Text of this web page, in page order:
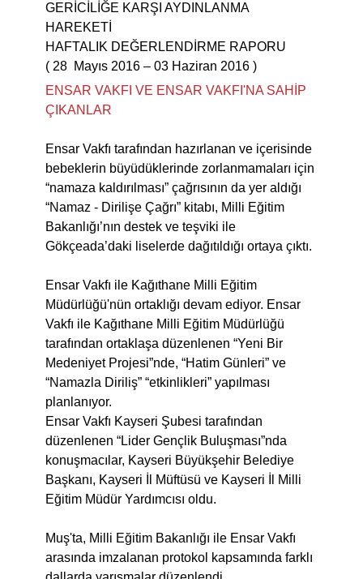
GERİCİLİĞE KARŞI AYDINLANMA
HAREKETİ
HAFTALIK DEĞERLENDİRME RAPORU
( 28 Mayıs 2016 – 03 Haziran 2016 )
ENSAR VAKFI VE ENSAR VAKFI'NA SAHİP
ÇIKANLAR
Ensar Vakfı tarafından hazırlanan ve içerisinde
bebeklerin büyüdüklerinde zorlanmamaları için
“namaza kaldırılması” çağrısının da yer aldığı
“Namaz - Dirilişe Çağrı” kitabı, Milli Eğitim
Bakanlığı’nın destek ve teşviki ile
Gökçeada’daki liselerde dağıtıldığı ortaya çıktı.
Ensar Vakfı ile Kağıthane Milli Eğitim
Müdürlüğü'nün ortaklığı devam ediyor. Ensar
Vakfı ile Kağıthane Milli Eğitim Müdürlüğü
tarafından ortaklaşa düzenlenen “Yeni Bir
Medeniyet Projesi”nde, “Hatim Günleri” ve
“Namazla Diriliş” “etkinlikleri” yapılması
planlanıyor.
Ensar Vakfı Kayseri Şubesi tarafından
düzenlenen “Lider Gençlik Buluşması”nda
konuşmacılar, Kayseri Büyükşehir Belediye
Başkanı, Kayseri İl Müftüsü ve Kayseri İl Milli
Eğitim Müdür Yardımcısı oldu.
Muş'ta, Milli Eğitim Bakanlığı ile Ensar Vakfı
arasında imzalanan protokol kapsamında farklı